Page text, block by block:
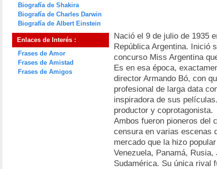
Biografía de Shakira
Biografía de Charles Darwin
Biografía de Albert Einstein
Enlaces de Interés :
Frases de Amor
Frases de Amistad
Frases de Amigos
Nació el 9 de julio de 1935
República Argentina. Inició
concurso Miss Argentina
Es en esa época,
director Armando Bó, con
profesional de larga data
inspiradora de sus
productor y coprotagonista.
Ambos fueron pioneros del
censura en varias escenas
mercado que la hizo
Venezuela, Panamá,
Sudamérica. Su única rival